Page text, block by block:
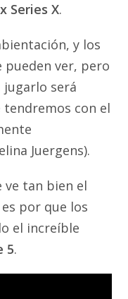
Series X.
y los
pueden ver, pero
jugarlo será
con el
Juergens).
ve tan bien el
por que los
el increíble
5.